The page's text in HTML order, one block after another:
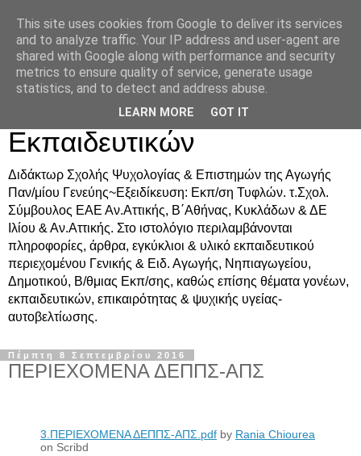
Δρ. Ράνια Χιουρέα-
Συμβουλευτική &
Υποστήριξη Γονέων &
Εκπαιδευτικών
Διδάκτωρ Σχολής Ψυχολογίας & Επιστημών της Αγωγής
Παν/μίου Γενεύης~Εξειδίκευση: Εκπ/ση Τυφλών. τ.Σχολ.
Σύμβουλος ΕΑΕ Αν.Αττικής, Β΄Αθήνας, Κυκλάδων & ΔΕ
Ιλίου & Αν.Αττικής. Στο ιστολόγιο περιλαμβάνονται
πληροφορίες, άρθρα, εγκύκλιοι & υλικό εκπαιδευτικού
περιεχομένου Γενικής & Ειδ. Αγωγής, Νηπιαγωγείου,
Δημοτικού, Β/θμιας Εκπ/σης, καθώς επίσης θέματα γονέων,
εκπαιδευτικών, επικαιρότητας & ψυχικής υγείας-
αυτοβελτίωσης.
Πέμπτη 8 Σεπτεμβρίου 2016
ΠΕΡΙΕΧΟΜΕΝΑ ΔΕΠΠΣ-ΑΠΣ
3.ΠΕΡΙΕΧΟΜΕΝΑ ΔΕΠΠΣ-ΑΠΣ.pdf by Rania Chiourea
on Scribd
This site uses cookies from Google to deliver its services
and to analyze traffic. Your IP address and user-agent are
shared with Google along with performance and security
metrics to ensure quality of service, generate usage
statistics, and to detect and address abuse.
LEARN MORE GOT IT